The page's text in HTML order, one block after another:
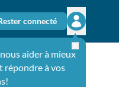
langue
recherche
connecté
Ouvrir le
aider à mieux
répondre à vos